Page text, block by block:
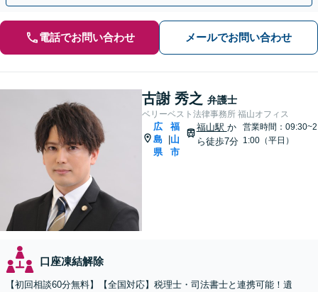
電話でお問い合わせ メールでお問い合わせ
古謝 秀之 弁護士
ベリーベスト法律事務所 福山オフィス
広
島
県
福
山
市
福山駅 か
ら徒歩7分
営業時間：09:30~2
1:00（平日）
口座凍結解除
【初回相談60分無料】【全国対応】税理士・司法書士と連携可能！遺